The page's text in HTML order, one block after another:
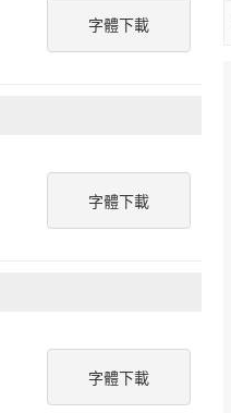
字體下載
字體下載
字體下載